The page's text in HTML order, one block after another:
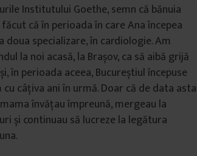
Institutului Goethe, semn că bănuia
că în perioada în care Ana începea
specializare, în cardiologie. Am
la noi acasă, la Brașov, ca să aibă grijă
în perioada aceea, Bucureștiul începuse
câțiva ani în urmă. Doar că de data asta
învățau împreună, mergeau la
și continuau să lucreze la legătura